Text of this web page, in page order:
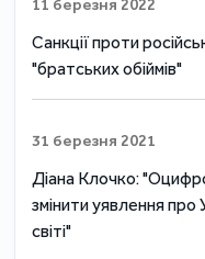
11 березня 2022
Санкції проти
"братських обіймів"
31 березня 2021
Діана Клочко:
змінити уявлення про
світі"